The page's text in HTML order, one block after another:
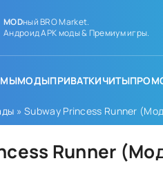
MODный BRO Market.
Андроид APK моды & Премиум игры.
МОДЫПРИВАТКИЧИТЫ
» Subway Princess Runner
Runner